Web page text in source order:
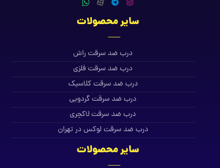
سایر محصولات
درب ضد سرقت راش
درب ضد سرقت فلزی
درب ضد سرقت کلاسیک
درب ضد سرقت گردویی
درب ضد سرقت لاکچری
درب ضد سرقت لوکس در تهران
سایر محصولات